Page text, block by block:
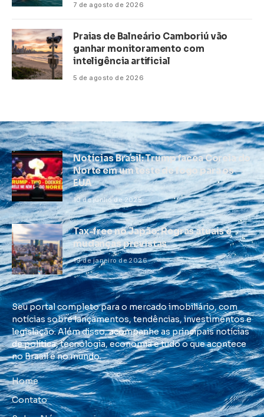
7 de agosto de 2026
Praias de Balneário Camboriú vão
ganhar monitoramento com
inteligência artificial
5 de agosto de 2026
Notícias Brasil: Trump facea Coreia do
Norte em um teste de fogo para os
EUA
10 de junho de 2025
Tax-free no Japão: Regras atuais e
mudanças previstas
19 de janeiro de 2026
Seu portal completo para o mercado imobiliário, com
notícias sobre lançamentos, tendências, investimentos e
legislação. Além disso, acompanhe as principais notícias
de política, tecnologia, economia e tudo o que acontece
no Brasil e no mundo.
Home
Contato